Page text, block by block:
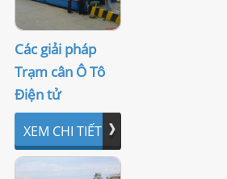
5. CẢM BIẾN TẢI (Load cell)
6. HỘP NỐI (Junction Box)
7. CÂN SỨC KHỎE
8. MÁY IN (Printer)
9. BẢNG LED
Các giải pháp
Trạm cân Ô Tô
Điện tử
XEM CHI TIẾT